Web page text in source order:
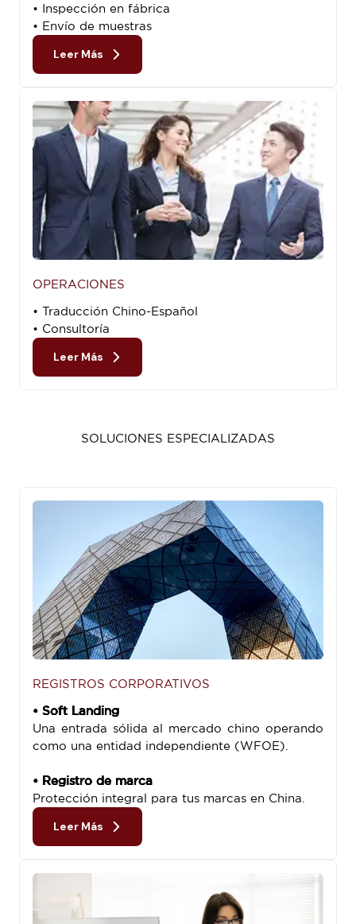
• Inspección en fábrica
• Envío de muestras
Leer Más
OPERACIONES
• Traducción Chino-Español
• Consultoría
Leer Más
SOLUCIONES ESPECIALIZADAS
REGISTROS CORPORATIVOS
• Soft Landing
Una entrada sólida al mercado chino operando
como una entidad independiente (WFOE).
• Registro de marca
Protección integral para tus marcas en China.
Leer Más